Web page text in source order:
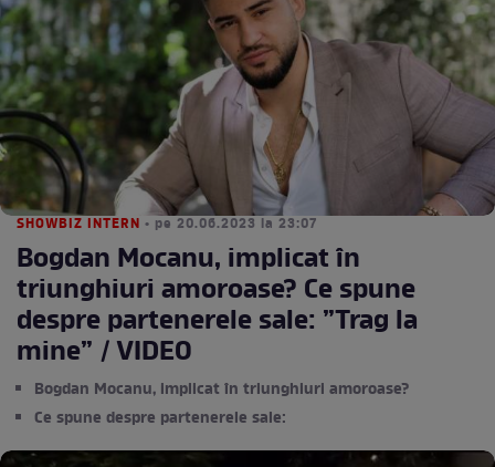
SHOWBIZ INTERN • pe 20.06.2023 la 23:07
Bogdan Mocanu, implicat în
triunghiuri amoroase? Ce spune
despre partenerele sale: ”Trag la
mine” / VIDEO
Bogdan Mocanu, implicat în triunghiuri amoroase?
Ce spune despre partenerele sale: